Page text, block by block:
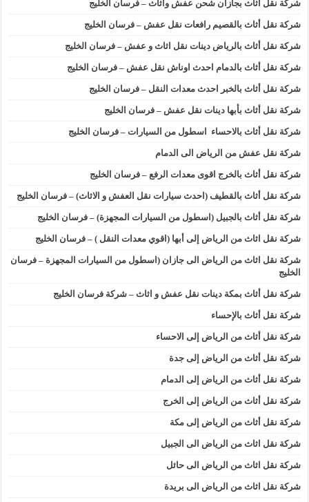
شركة نقل أثاث بجازان شحن عفش واثاث – فرسان الخليج
شركة نقل أثاث بالقصيم رافعات نقل عفش – فرسان الخليج
شركة نقل أثاث بالرياض دينات نقل اثاث و عفش – فرسان الخليج
شركة نقل أثاث بالدمام احدث اوناش نقل عفش – فرسان الخليج
شركة نقل أثاث بالخبر احدث معدات النقل – فرسان الخليج
شركة نقل أثاث بأبها دينات نقل عفش – فرسان الخليج
شركة نقل أثاث بالاحساء اسطول من السيارات – فرسان الخليج
شركة نقل عفش من الرياض الى الدمام
شركة نقل أثاث بالخرج اقوى معدات الرفع – فرسان الخليج
شركة نقل أثاث بالقطيف (احدث سيارات نقل العفش و الاثاث) – فرسان الخليج
شركة نقل أثاث بالجبيل (اسطول من السيارات المجهزة) – فرسان الخليج
شركة نقل اثاث من الرياض إلى أبها (اقوي معدات النقل ) – فرسان الخليج
شركة نقل اثاث من الرياض الى جازان (اسطول من السيارات المجهزة – فرسان
الخليج
شركة نقل أثاث بمكة دينات نقل عفش و اثاث – شركة فرسان الخليج
شركة نقل أثاث بالإحساء
شركة نقل أثاث من الرياض إلى الاحساء
شركة نقل أثاث من الرياض إلى جدة
شركة نقل أثاث من الرياض إلى الدمام
شركة نقل أثاث من الرياض إلى الخرج
شركة نقل أثاث من الرياض إلى مكة
شركة نقل اثاث من الرياض الى الجبيل
شركة نقل اثاث من الرياض الى حائل
شركة نقل اثاث من الرياض الى بريدة